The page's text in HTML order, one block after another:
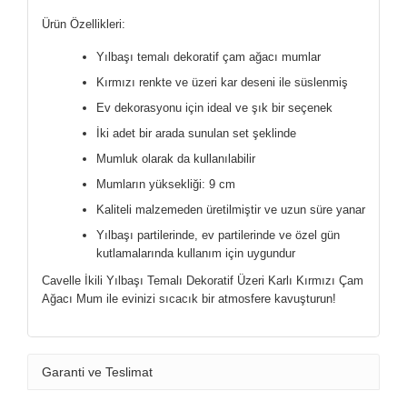
Ürün Özellikleri:
Yılbaşı temalı dekoratif çam ağacı mumlar
Kırmızı renkte ve üzeri kar deseni ile süslenmiş
Ev dekorasyonu için ideal ve şık bir seçenek
İki adet bir arada sunulan set şeklinde
Mumluk olarak da kullanılabilir
Mumların yüksekliği: 9 cm
Kaliteli malzemeden üretilmiştir ve uzun süre yanar
Yılbaşı partilerinde, ev partilerinde ve özel gün
kutlamalarında kullanım için uygundur
Cavelle İkili Yılbaşı Temalı Dekoratif Üzeri Karlı Kırmızı Çam
Ağacı Mum ile evinizi sıcacık bir atmosfere kavuşturun!
Garanti ve Teslimat